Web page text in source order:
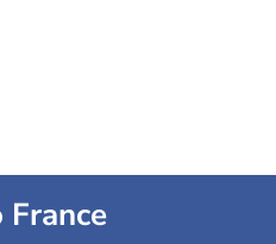
France